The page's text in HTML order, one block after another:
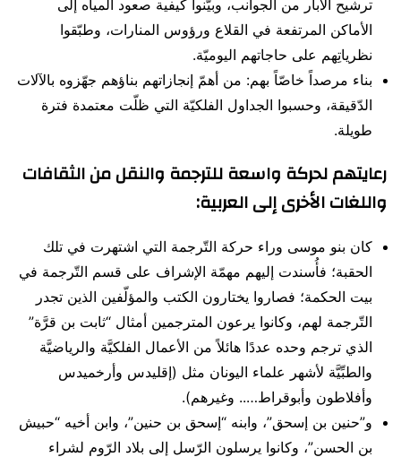
ترشيح الآبار من الجوانب، وبيّنوا كيفية صعود المياه إلى
الأماكن المرتفعة في القلاع ورؤوس المنارات، وطبّقوا
نظرياتِهم على حاجاتهم اليوميّة.
بناء مرصداً خاصّاً بهم: من أهمّ إنجازاتهم بناؤهم جهّزوه بالآلات
الدّقيقة، وحسبوا الجداول الفلكيّة التي ظلّت معتمدة فترة
طويلة.
رعايتهم لحركة واسعة للترجمة والنقل من الثقافات
واللغات الأخرى إلى العربية:
كان بنو موسى وراء حركة التّرجمة التي اشتهرت في تلك
الحقبة؛ فأُسندت إليهم مهمّة الإشراف على قسم التّرجمة في
بيت الحكمة؛ فصاروا يختارون الكتب والمؤلّفين الذين تجدر
التّرجمة لهم، وكانوا يرعون المترجمين أمثال “ثابت بن قرَّة”
الذي ترجم وحده عددًا هائلاً من الأعمال الفلكيَّة والرياضيَّة
والطبِّيَّة لأشهر علماء اليونان مثل (إقليدس وأرخميدس
وأفلاطون وأبوقراط….. وغيرهم).
و”حنين بن إسحق”، وابنه “إسحق بن حنين”، وابن أخيه “حبيش
بن الحسن”، وكانوا يرسلون الرّسل إلى بلاد الرّوم لشراء